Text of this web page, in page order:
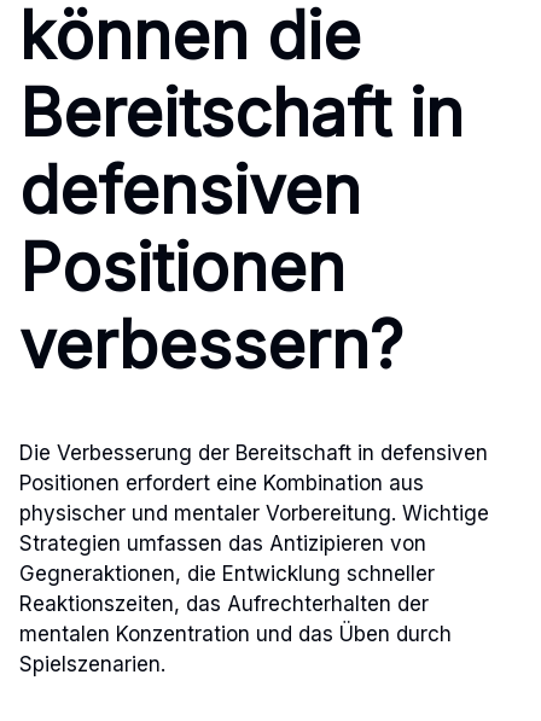
können die
Bereitschaft in
defensiven
Positionen
verbessern?
Die Verbesserung der Bereitschaft in defensiven
Positionen erfordert eine Kombination aus
physischer und mentaler Vorbereitung. Wichtige
Strategien umfassen das Antizipieren von
Gegneraktionen, die Entwicklung schneller
Reaktionszeiten, das Aufrechterhalten der
mentalen Konzentration und das Üben durch
Spielszenarien.